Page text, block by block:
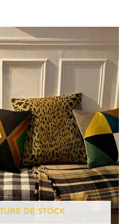
DE STOCK